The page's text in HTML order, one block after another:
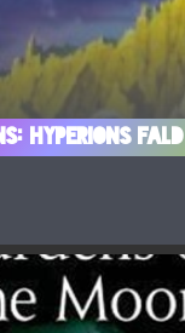
Hyperions fald